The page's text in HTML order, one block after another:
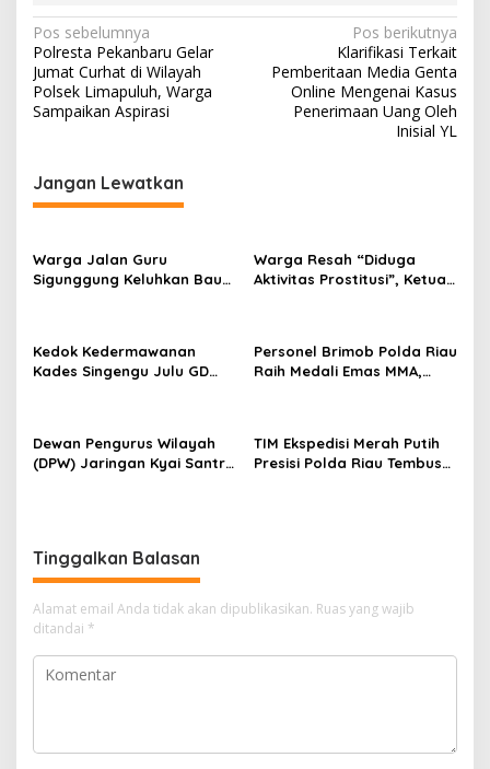
N
a
v
i
a
i
p
s
Pos sebelumnya
Polresta Pekanbaru Gelar
Jumat Curhat di Wilayah
Polsek Limapuluh, Warga
Sampaikan Aspirasi
Pos berikutnya
Klarifikasi Terkait
Pemberitaan Media Genta
Online Mengenai Kasus
Penerimaan Uang Oleh
Inisial YL
Jangan Lewatkan
Warga Jalan Guru
Sigunggung Keluhkan Bau
Warga Resah “Diduga
Aktivitas Prostitusi”, Ketua
Jalan Tanjung Datuk
Kedok Kedermawanan
Kades Singengu Julu GD
Personel Brimob Polda Riau
Raih Medali Emas MMA,
Dewan Pengurus Wilayah
(DPW) Jaringan Kyai Santri
dan Politik (Kesbangpol)
Provinsi Riau
TIM Ekspedisi Merah Putih
Presisi Polda Riau Tembus
Tinggalkan Balasan
Alamat email Anda tidak akan dipublikasikan. Ruas yang wajib
ditandai *